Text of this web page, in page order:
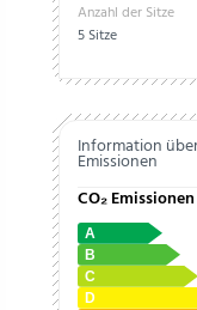
Anzahl der Sitze
5 Sitze
Information
Emissionen
CO₂ Emissionen